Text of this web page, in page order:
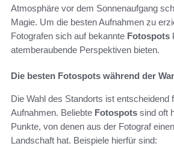
Atmosphäre vor dem Sonnenaufgang
Magie. Um die besten Aufnahmen zu
Fotografen sich auf bekannte Fotospots
atemberaubende Perspektiven bieten.
Die besten Fotospots während der
Die Wahl des Standorts ist entscheidend
Aufnahmen. Beliebte Fotospots sind oft
Punkte, von denen aus der Fotograf
Landschaft hat. Beispiele hierfür sind: